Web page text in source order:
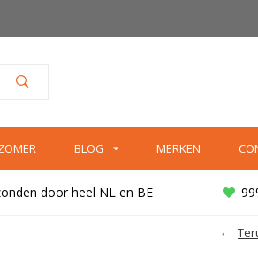
BLOG MERKEN
door heel NL en BE